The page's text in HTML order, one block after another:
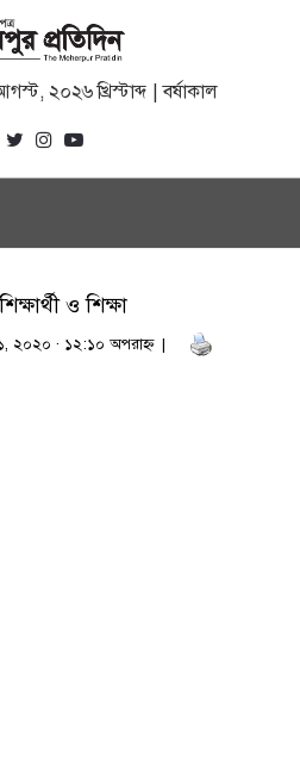
২০২৬ খ্রিস্টাব্দ | বর্ষাকাল
ও শিক্ষা
১, ২০২০ · ১২:১০ অপরাহ্ণ